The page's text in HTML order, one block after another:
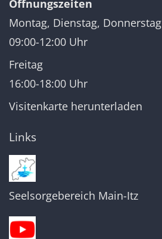
Öffnungszeiten
Montag, Dienstag, Donnerstag
09:00-12:00 Uhr
Freitag
16:00-18:00 Uhr
Visitenkarte herunterladen
Links
Seelsorgebereich Main-Itz